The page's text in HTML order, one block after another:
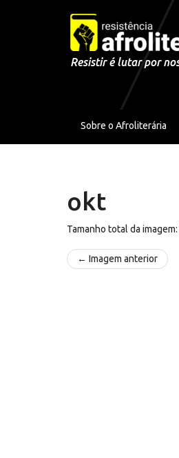
Pular para o conteúdo
Resistir é lutar por
Sobre o Afroliterária
okt
Tamanho total da imagem:
← Imagem anterior